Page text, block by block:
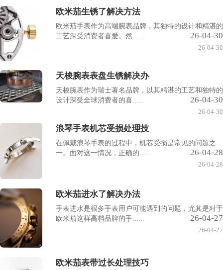
欧米茄生锈了解决方法
欧米茄手表作为高端腕表品牌，其独特的设计和精湛的
工艺深受消费者喜爱。然......
26-04-30
26-04-30
天梭腕表表盘生锈解决办
天梭腕表作为瑞士著名品牌，以其精湛的工艺和独特的
设计深受全球消费者的喜......
26-04-30
26-04-30
浪琴手表机芯受损处理技
在佩戴浪琴手表的过程中，机芯受损是常见的问题之
一。面对这一情况，正确的......
26-04-28
26-04-28
欧米茄进水了解决办法
手表进水是很多手表用户可能遇到的问题，尤其是对于
欧米茄这样高档品牌的手......
26-04-27
26-04-27
欧米茄表带过长处理技巧